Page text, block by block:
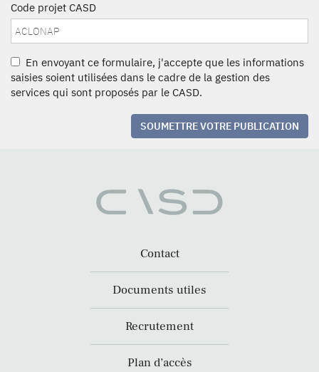
Code projet CASD
En envoyant ce formulaire, j'accepte que les informations
saisies soient utilisées dans le cadre de la gestion des
services qui sont proposés par le CASD.
SOUMETTRE VOTRE PUBLICATION
Contact
Documents utiles
Recrutement
Plan d’accès